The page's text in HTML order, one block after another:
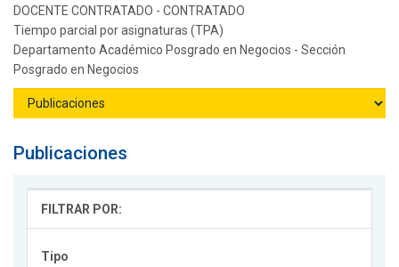
DOCENTE CONTRATADO - CONTRATADO
Tiempo parcial por asignaturas (TPA)
Departamento Académico Posgrado en Negocios - Sección
Posgrado en Negocios
Publicaciones
FILTRAR POR:
Tipo